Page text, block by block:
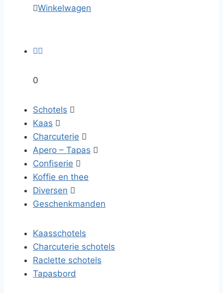
Winkelwagen

0
Schotels 
Kaas 
Charcuterie 
Apero – Tapas 
Confiserie 
Koffie en thee
Diversen 
Geschenkmanden
Kaasschotels
Charcuterie schotels
Raclette schotels
Tapasbord